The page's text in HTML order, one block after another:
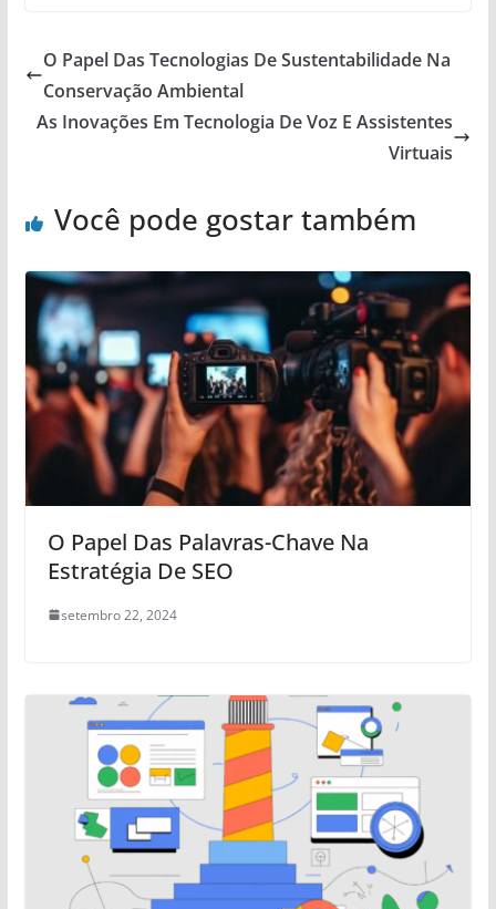
O Papel Das Tecnologias De Sustentabilidade Na
Conservação Ambiental
As Inovações Em Tecnologia De Voz E Assistentes
Virtuais
Você pode gostar também
O Papel Das Palavras-Chave Na
Estratégia De SEO
setembro 22, 2024